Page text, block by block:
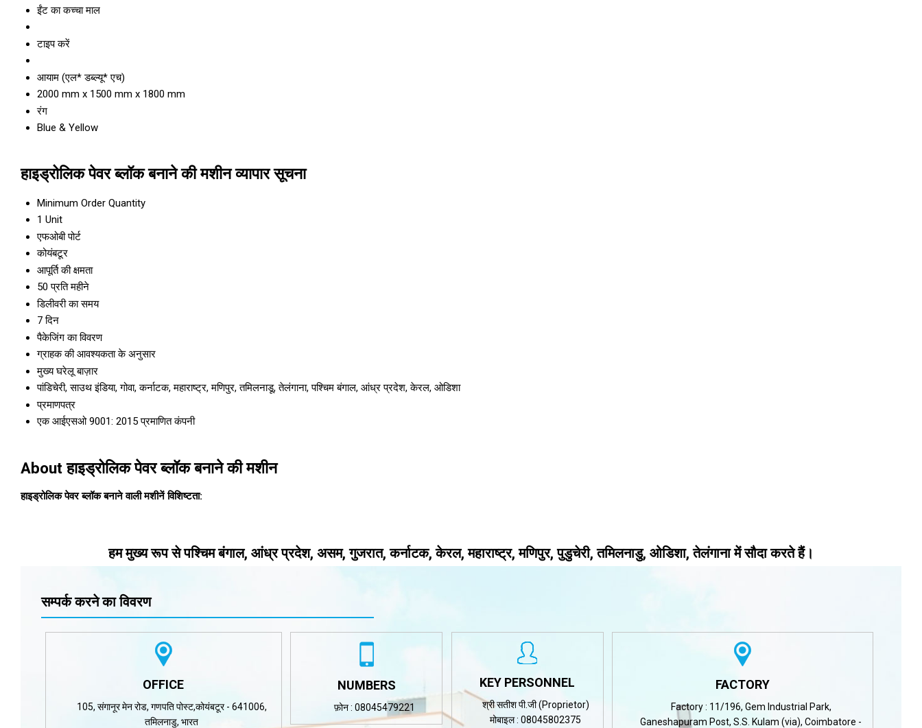
ईंट का कच्चा माल
टाइप करें
आयाम (एल* डब्ल्यू* एच)
2000 mm x 1500 mm x 1800 mm
रंग
Blue & Yellow
हाइड्रोलिक पेवर ब्लॉक बनाने की मशीन व्यापार सूचना
Minimum Order Quantity
1 Unit
एफओबी पोर्ट
कोयंबटूर
आपूर्ति की क्षमता
50 प्रति महीने
डिलीवरी का समय
7 दिन
पैकेजिंग का विवरण
ग्राहक की आवश्यकता के अनुसार
मुख्य घरेलू बाज़ार
पांडिचेरी, साउथ इंडिया, गोवा, कर्नाटक, महाराष्ट्र, मणिपुर, तमिलनाडू, तेलंगाना, पश्चिम बंगाल, आंध्र प्रदेश, केरल, ओडिशा
प्रमाणपत्र
एक आईएसओ 9001: 2015 प्रमाणित कंपनी
About हाइड्रोलिक पेवर ब्लॉक बनाने की मशीन
हाइड्रोलिक पेवर ब्लॉक बनाने वाली मशीनें विशिष्टता:
हम मुख्य रूप से पश्चिम बंगाल, आंध्र प्रदेश, असम, गुजरात, कर्नाटक, केरल, महाराष्ट्र, मणिपुर, पुडुचेरी, तमिलनाडु, ओडिशा, तेलंगाना में सौदा करते हैं।
सम्पर्क करने का विवरण
OFFICE
105, संगानूर मेन रोड, गणपति पोस्ट,कोयंबटूर - 641006,
तमिलनाडु, भारत
NUMBERS
फ़ोन :08045479221
KEY PERSONNEL
श्री सतीश पी.जी(Proprietor)
मोबाइल :08045802375
FACTORY
Factory : 11/196, Gem Industrial Park,
Ganeshapuram Post, S.S. Kulam (via), Coimbatore -